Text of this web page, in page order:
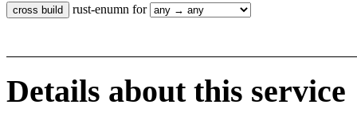
rust-enumn for
Details about this service